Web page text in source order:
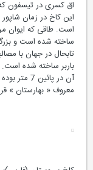
کاخ تیسفون یا ایوان
اق کسری در تیسفون که
این کاخ در زمان شاپور